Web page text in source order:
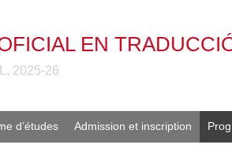
EN
2025-26
d’études Admission et inscription